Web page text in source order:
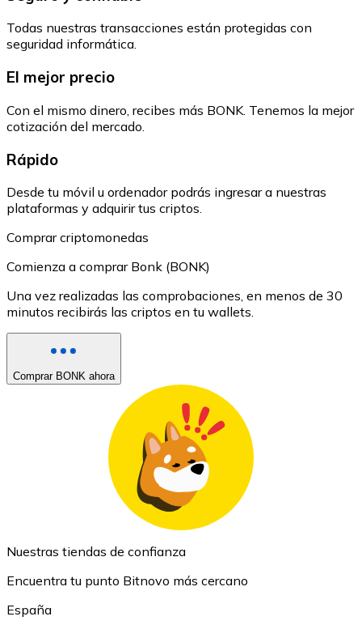
Todas nuestras transacciones están protegidas con
seguridad informática.
El mejor precio
Con el mismo dinero, recibes más BONK. Tenemos la mejor
cotización del mercado.
Rápido
Desde tu móvil u ordenador podrás ingresar a nuestras
plataformas y adquirir tus criptos.
Comprar criptomonedas
Comienza a comprar Bonk (BONK)
Una vez realizadas las comprobaciones, en menos de 30
minutos recibirás las criptos en tu wallets.
Comprar BONK ahora
Nuestras tiendas de confianza
Encuentra tu punto Bitnovo más cercano
España